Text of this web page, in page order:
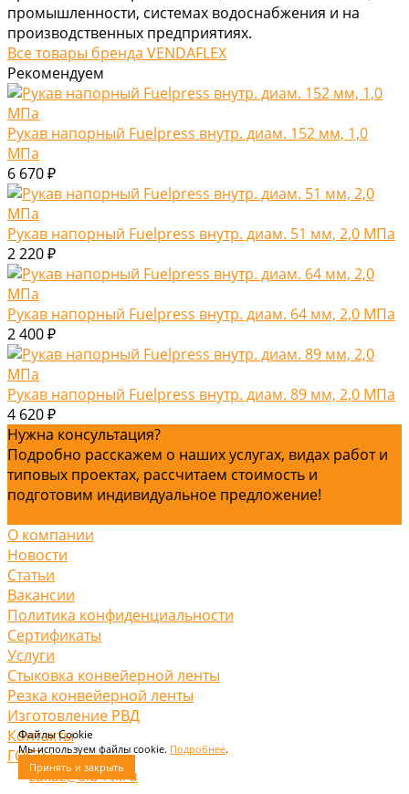
Файлы Cookie
Мы используем файлы cookie. Подробнее.
Принять и закрыть
промышленности, системах водоснабжения и на
производственных предприятиях.
Все товары бренда VENDAFLEX
Рекомендуем
Рукав напорный Fuelpress внутр. диам. 152 мм, 1,0
МПа
6 670 ₽
Рукав напорный Fuelpress внутр. диам. 51 мм, 2,0 МПа
2 220 ₽
Рукав напорный Fuelpress внутр. диам. 64 мм, 2,0 МПа
2 400 ₽
Рукав напорный Fuelpress внутр. диам. 89 мм, 2,0 МПа
4 620 ₽
Нужна консультация?
Подробно расскажем о наших услугах, видах работ и
типовых проектах, рассчитаем стоимость и
подготовим индивидуальное предложение!
О компании
Новости
Статьи
Вакансии
Политика конфиденциальности
Сертификаты
Услуги
Стыковка конвейерной ленты
Резка конвейерной ленты
Изготовление РВД
Контакты
ГОСТы
zakaz@sib-rti.ru